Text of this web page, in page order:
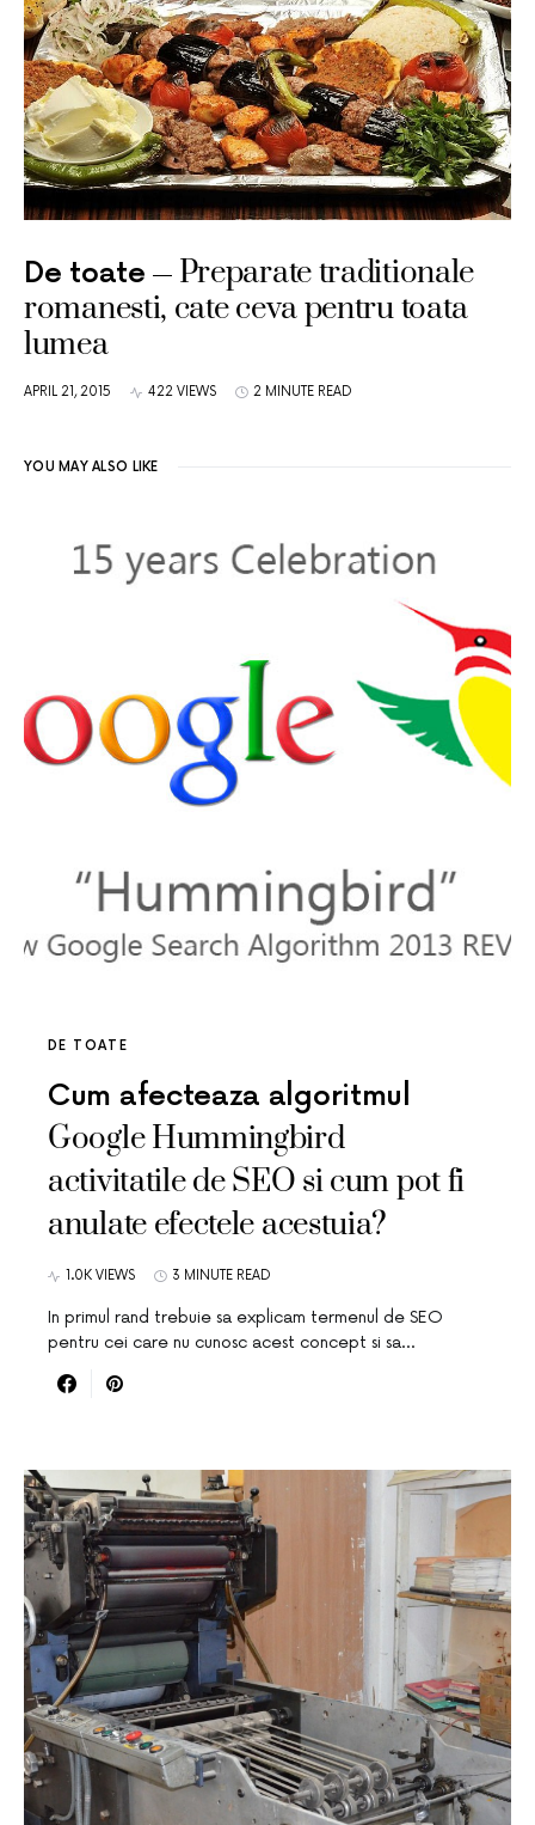
De toate
Preparate traditionale
romanesti, cate ceva pentru toata
lumea
APRIL 21, 2015 422 VIEWS 2 MINUTE READ
YOU MAY ALSO LIKE
DE TOATE
Cum afecteaza algoritmul
Google Hummingbird
activitatile de SEO si cum pot fi
anulate efectele acestuia?
1.0K VIEWS 3 MINUTE READ
In primul rand trebuie sa explicam termenul de SEO
pentru cei care nu cunosc acest concept si sa…